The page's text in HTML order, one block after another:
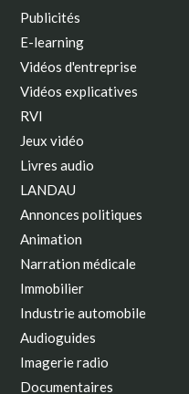
Publicités
E-learning
Vidéos d'entreprise
Vidéos explicatives
RVI
Jeux vidéo
Livres audio
LANDAU
Annonces politiques
Animation
Narration médicale
Immobilier
Industrie automobile
Audioguides
Imagerie radio
Documentaires